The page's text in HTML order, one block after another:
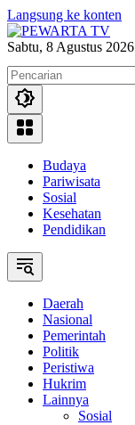
Langsung ke konten
Sabtu, 8 Agustus 2026
Budaya
Pariwisata
Sosial
Kesehatan
Pendidikan
Daerah
Nasional
Pemerintah
Politik
Peristiwa
Hukrim
Lainnya
Sosial